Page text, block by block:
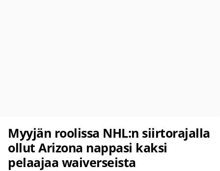
Myyjän roolissa NHL:n siirtorajalla
ollut Arizona nappasi kaksi
pelaajaa waiverseista